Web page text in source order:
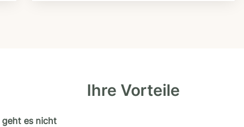
Ihre Vorteile
es nicht